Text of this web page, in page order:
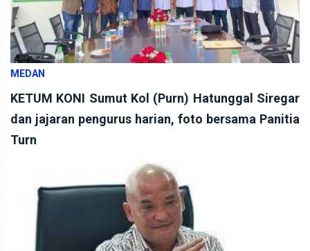
MEDAN
KETUM KONI Sumut Kol (Purn) Hatunggal Siregar
dan jajaran pengurus harian, foto bersama Panitia
Turn